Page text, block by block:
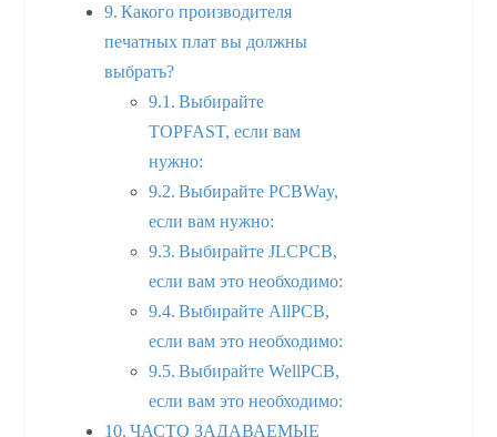
Какого производителя
печатных плат вы должны
выбрать?
Выбирайте
TOPFAST, если вам
нужно:
Выбирайте PCBWay,
если вам нужно:
Выбирайте JLCPCB,
если вам это необходимо:
Выбирайте AllPCB,
если вам это необходимо:
Выбирайте WellPCB,
если вам это необходимо:
ЧАСТО ЗАДАВАЕМЫЕ